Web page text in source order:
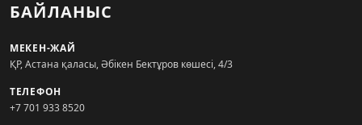
БАЙЛАНЫС
МЕКЕН-ЖАЙ
ҚР, Астана қаласы, Әбікен Бектұров көшесі, 4/3
ТЕЛЕФОН
+7 701 933 8520